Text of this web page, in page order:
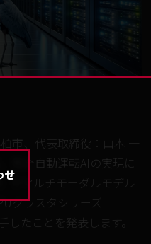
せ
市、代表取締役：山本 一
完全自動運転AIの実現に
やマルチモーダルモデル
クラスタシリーズ
したことを発表します。